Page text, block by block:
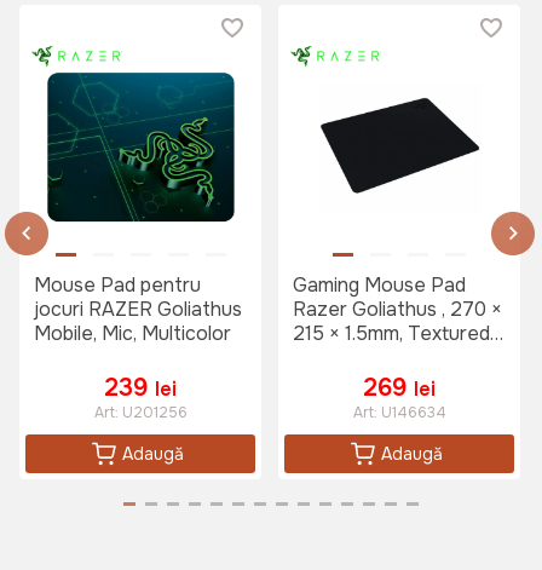
Mouse Pad pentru
jocuri RAZER Goliathus
Mobile, Mic, Multicolor
239 lei
Art: U201256
Adaugă
Gaming Mouse Pad
Razer Goliathus , 270 ×
215 × 1.5mm, Textured
Control, Black
269 lei
Art: U146634
Adaugă